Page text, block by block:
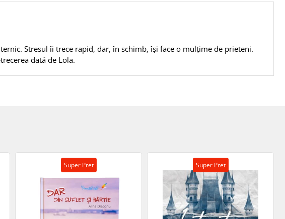
Stresul îi trece rapid, dar, în schimb, îşi face o mulţime de prieteni.
dată de Lola.
Super Pret Super Pret